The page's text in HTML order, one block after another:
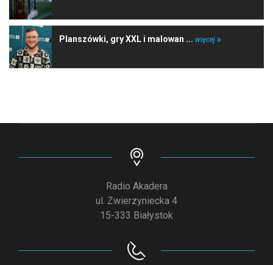
Planszówki, gry XXL i malowan ... więcej
Radio Akadera
ul. Zwierzyniecka 4
15-333 Białystok